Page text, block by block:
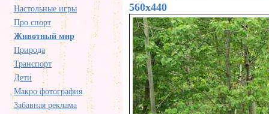
Настольные игры
Про спорт
Животный мир
Природа
Транспорт
Дети
Макро фотография
Забавная реклама
560x440